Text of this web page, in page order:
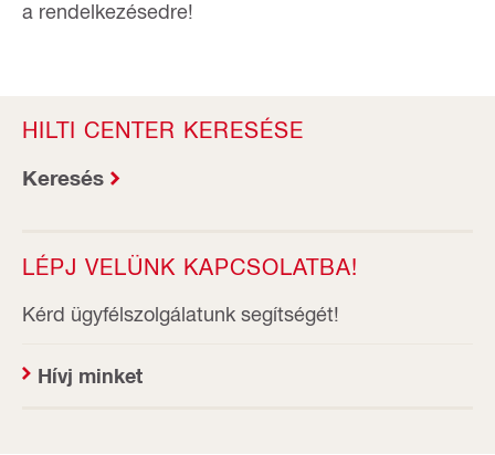
a rendelkezésedre!
HILTI CENTER KERESÉSE
Keresés
LÉPJ VELÜNK KAPCSOLATBA!
Kérd ügyfélszolgálatunk segítségét!
Hívj minket